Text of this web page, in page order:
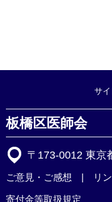
サ
板橋区医師会
〒173-0012 東京
ご意見・ご感想 リ
寄付金等取扱規定